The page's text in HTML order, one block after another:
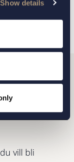
Show details
NÄSTA ARTIKEL
vill bli